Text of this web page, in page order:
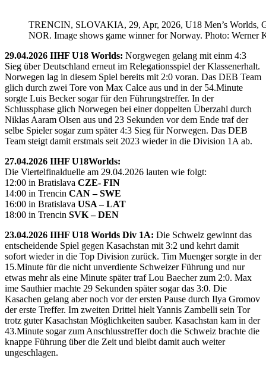
TRENCIN, SLOVAKIA, 29, Apr, 2026, U18 Men’s Worlds,
NOR. Image shows game winner for Norway. Photo: Werner
29.04.2026 IIHF U18 Worlds: Norgwegen gelang mit einm 4:3
Sieg über Deutschland erneut im Relegationsspiel der Klassenerhalt.
Norwegen lag in diesem Spiel bereits mit 2:0 voran. Das DEB Team
glich durch zwei Tore von Max Calce aus und in der 54.Minute
sorgte Luis Becker sogar für den Führungstreffer. In der
Schlussphase glich Norwegen bei einer doppelten Überzahl durch
Niklas Aaram Olsen aus und 23 Sekunden vor dem Ende traf der
selbe Spieler sogar zum später 4:3 Sieg für Norwegen. Das DEB
Team steigt damit erstmals seit 2023 wieder in die Division 1A ab.
27.04.2026 IIHF U18Worlds:
Die Viertelfinalduelle am 29.04.2026 lauten wie folgt:
12:00 in Bratislava CZE- FIN
14:00 in Trencin CAN – SWE
16:00 in Bratislava USA – LAT
18:00 in Trencin SVK – DEN
23.04.2026 IIHF U18 Worlds Div 1A: Die Schweiz gewinnt das
entscheidende Spiel gegen Kasachstan mit 3:2 und kehrt damit
sofort wieder in die Top Division zurück. Tim Muenger sorgte in der
15.Minute für die nicht unverdiente Schweizer Führung und nur
etwas mehr als eine Minute später traf Lou Baecher zum 2:0. Max
ime Sauthier machte 29 Sekunden später sogar das 3:0. Die
Kasachen gelang aber noch vor der ersten Pause durch Ilya Gromov
der erste Treffer. Im zweiten Drittel hielt Yannis Zambelli sein Tor
trotz guter Kasachstan Möglichkeiten sauber. Kasachstan kam in der
43.Minute sogar zum Anschlusstreffer doch die Schweiz brachte die
knappe Führung über die Zeit und bleibt damit auch weiter
ungeschlagen.